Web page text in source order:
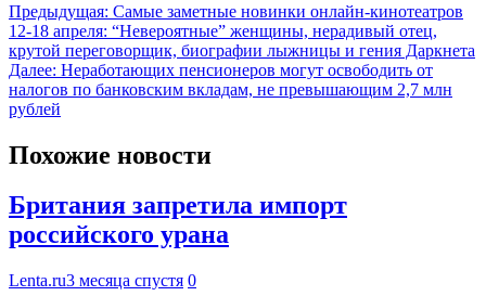
Предыдущая: Самые заметные новинки онлайн-кинотеатров
12-18 апреля: “Невероятные” женщины, нерадивый отец,
крутой переговорщик, биографии лыжницы и гения Даркнета
Далее: Неработающих пенсионеров могут освободить от
налогов по банковским вкладам, не превышающим 2,7 млн
рублей
Похожие новости
Британия запретила импорт
российского урана
Lenta.ru3 месяца спустя 0